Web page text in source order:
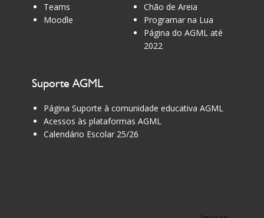
Teams
Moodle
Chão de Areia
Programar na Lua
Página do AGML até
2022
Suporte AGML
Página Suporte à comunidade educativa AGML
Acessos às plataformas AGML
Calendário Escolar 25/26